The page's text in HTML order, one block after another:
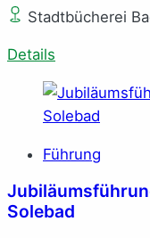
Stadtbücherei
Details
Führung
Solebad